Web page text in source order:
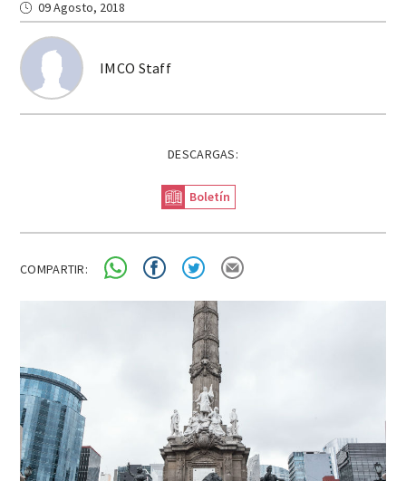
IMCO Staff
09 Agosto, 2018
DESCARGAS:
Boletín
COMPARTIR: